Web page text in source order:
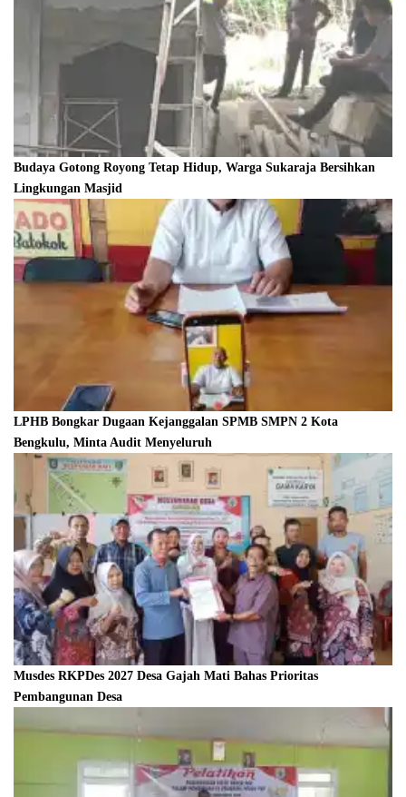
Budaya Gotong Royong Tetap Hidup, Warga Sukaraja Bersihkan
Lingkungan Masjid
LPHB Bongkar Dugaan Kejanggalan SPMB SMPN 2 Kota
Bengkulu, Minta Audit Menyeluruh
Musdes RKPDes 2027 Desa Gajah Mati Bahas Prioritas
Pembangunan Desa